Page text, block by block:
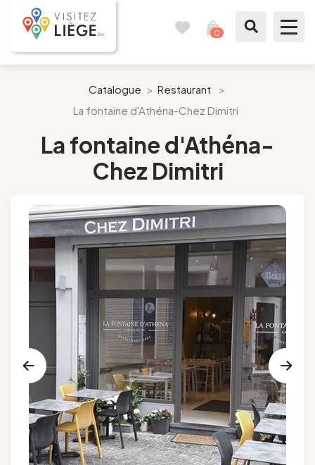
0
Wie ein Bürger von Lüttich
Meinen Aufenthalt vorbereiten
Stadt Lüttich
Agenda
Folgen Sie uns
Presse
Gruppen und Reiseveranstalter
Catalogue > Restaurant
>
La fontaine d'Athéna-Chez Dimitri
La fontaine d'Athéna-
Chez Dimitri